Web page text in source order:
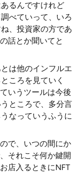
るんですけれど
べていって、いろ
、投資家の方であ
話とか聞いてと
は他のインフルエ
ころを見ていく
いうツールは今後
ところで、多分言
なっていうふうに
で、いつの間にか
それこそ何か鍵開
店入るときにNFT